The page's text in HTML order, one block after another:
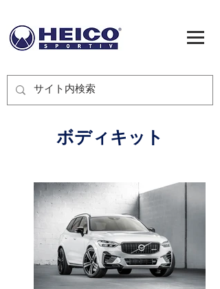
ボディキット